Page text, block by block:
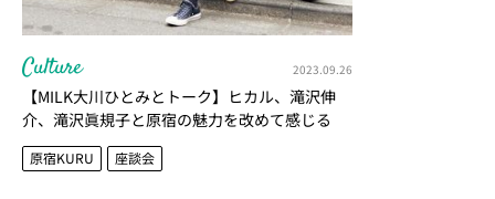
Culture 2023.09.26
【MILK大川ひとみとトーク】ヒカル、滝沢伸
介、滝沢眞規子と原宿の魅力を改めて感じる
【原宿KURU？】
原宿KURU 座談会